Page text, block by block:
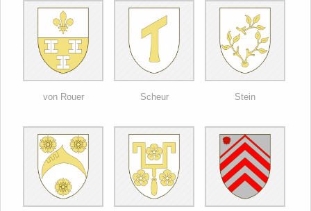
von Rouer Scheur Stein